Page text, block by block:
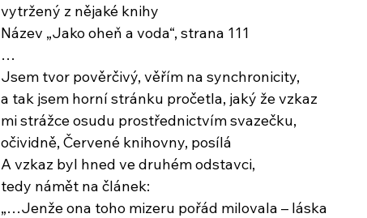
vytržený z nějaké knihy
Název „Jako oheň a voda“, strana 111
…
Jsem tvor pověrčivý, věřím na synchronicity,
a tak jsem horní stránku pročetla, jaký že vzkaz
mi strážce osudu prostřednictvím svazečku,
očividně, Červené knihovny, posílá
A vzkaz byl hned ve druhém odstavci,
tedy námět na článek:
„…Jenže ona toho mizeru pořád milovala – láska